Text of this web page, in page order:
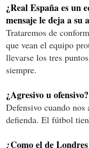
¿Real España es un
mensaje le deja a su
Trataremos de
que vean el equipo
llevarse los tres
siempre.
¿Agresivo u ofensivo?
Defensivo cuando nos
defienda. El fútbol
¿Como el de